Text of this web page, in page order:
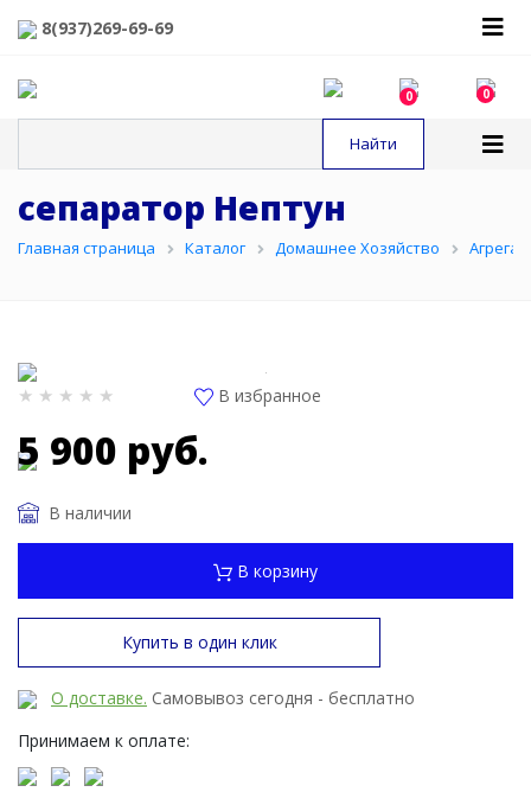
8(937)269-69-69
0 0
сепаратор Нептун
Главная страница Каталог Домашнее Хозяйство
В избранное
5 900 руб.
В наличии
В корзину
Купить в один клик
О доставке. Самовывоз сегодня - бесплатно
Принимаем к оплате: